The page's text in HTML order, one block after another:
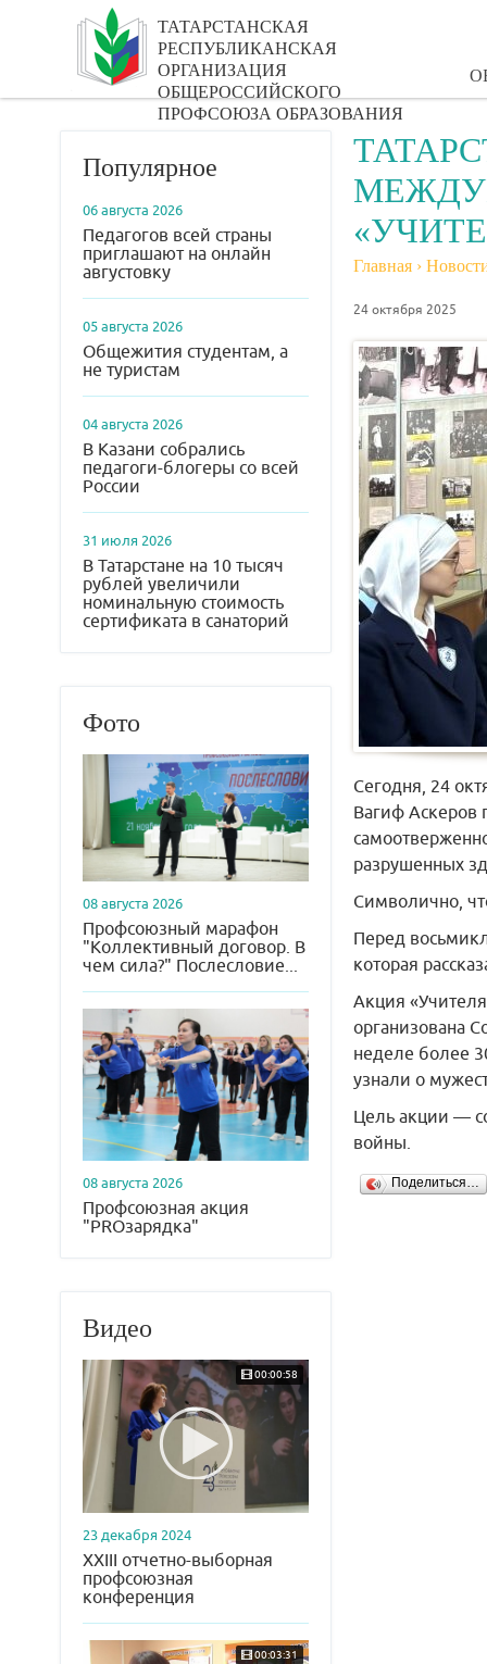
ТАТАРСТАНСКАЯ
РЕСПУБЛИКАНСКАЯ
ОРГАНИЗАЦИЯ
ОБЩЕРОССИЙСКОГО
ПРОФСОЮЗА ОБРАЗОВАНИЯ
Популярное
06 августа 2026
Педагогов всей страны
приглашают на онлайн
августовку
05 августа 2026
Общежития студентам, а
не туристам
04 августа 2026
В Казани собрались
педагоги-блогеры со всей
России
31 июля 2026
В Татарстане на 10 тысяч
рублей увеличили
номинальную стоимость
сертификата в санаторий
Фото
08 августа 2026
Профсоюзный марафон
"Коллективный договор. В
чем сила?" Послесловие...
08 августа 2026
Профсоюзная акция
"PROзарядка"
Видео
00:00:58
23 декабря 2024
XXIII отчетно-выборная
профсоюзная
конференция
00:03:31
Главная ›
24 октября 2025
Сегодня, 24
Вагиф Аскеров
разрушенных
Символично,
Перед
которая
Акция
организована
неделе более
узнали о
Цель акции —
войны.
Поделиться…